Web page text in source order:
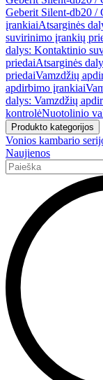
Geberit Silent-db20 /
įrankiaiAtsarginės
suvirinimo įrankių
dalys: Kontaktinio
priedaiAtsarginės
priedaiVamzdžių
apdirbimo įrankiai
dalys: Vamzdžių
kontrolėNuotolinio
Produkto kategorijos
Vonios kambario
Naujienos